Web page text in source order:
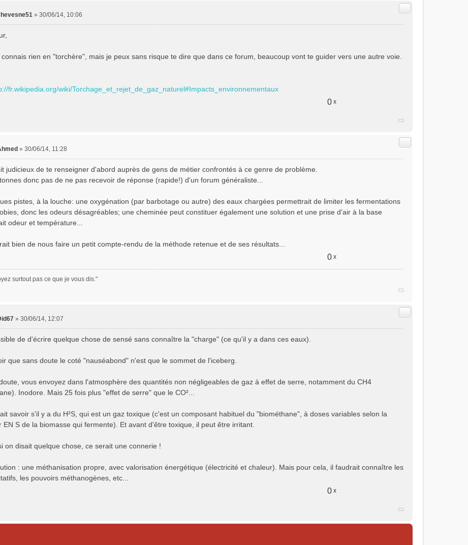
Citer
» 30/06/14, 10:06
rien en "torchère", mais je peux sans risque te dire que dans ce forum, beaucoup vont te guider vers une autre voie.
fr.wikipedia.org/wiki/Torchage_et_rejet_de_gaz_naturel#Impacts_environnementaux
0 x
Citer
» 30/06/14, 11:28
judicieux de te renseigner d'abord auprès de gens de métier confrontés à ce genre de problème.
donc pas de ne pas recevoir de réponse (rapide!) d'un forum généraliste...
pistes, à la louche: une oxygénation (par barbotage ou autre) des eaux chargées permettrait de limiter les fermentations
donc les odeurs désagréables; une cheminée peut constituer également une solution et une prise d'air à la base
odeur et température...
bien de nous faire un petit compte-rendu de la méthode retenue et de ses résultats...
0 x
surtout pas ce que je vous dis."
Citer
» 30/06/14, 12:07
de d'écrire quelque chose de sensé sans connaître la "charge" (ce qu'il y a dans ces eaux).
que sans doute le coté "nauséabond" n'est que le sommet de l'iceberg.
vous envoyez dans l'atmosphère des quantités non négligeables de gaz à effet de serre, notamment du CH4
Inodore. Mais 25 fois plus "effet de serre" que le CO²...
savoir s'il y a du H²S, qui est un gaz toxique (c'est un composant habituel du "biométhane", à doses variables selon la
EN S de la biomasse qui fermente). Et avant d'être toxique, il peut être irritant.
on disait quelque chose, ce serait une connerie !
: une méthanisation propre, avec valorisation énergétique (électricité et chaleur). Mais pour cela, il faudrait connaître les
les pouvoirs méthanogènes, etc...
0 x